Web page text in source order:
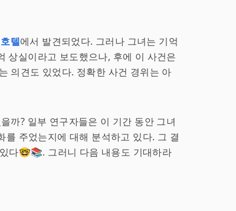
호텔에서 발견되었다. 그러나 그녀는 기억
상실이라고 보도했으나, 후에 이 사건은
의견도 있었다. 정확한 사건 경위는 아
까? 일부 연구자들은 이 기간 동안 그녀
주었는지에 대해 분석하고 있다. 그 결
다🤓📚. 그러니 다음 내용도 기대하라